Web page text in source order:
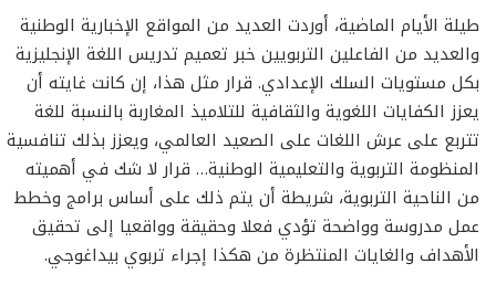
طيلة الأيام الماضية، أوردت العديد من المواقع الإخبارية الوطنية
والعديد من الفاعلين التربويين خبر تعميم تدريس اللغة الإنجليزية
بكل مستويات السلك الإعدادي. قرار مثل هذا، إن كانت غايته أن
يعزز الكفايات اللغوية والثقافية للتلاميذ المغاربة بالنسبة للغة
تتربع على عرش اللغات على الصعيد العالمي، ويعزز بذلك تنافسية
المنظومة التربوية والتعليمية الوطنية… قرار لا شك في أهميته
من الناحية التربوية، شريطة أن يتم ذلك على أساس برامج وخطط
عمل مدروسة وواضحة تؤدي فعلا وحقيقة وواقعيا إلى تحقيق
الأهداف والغايات المنتظرة من هكذا إجراء تربوي بيداغوجي.